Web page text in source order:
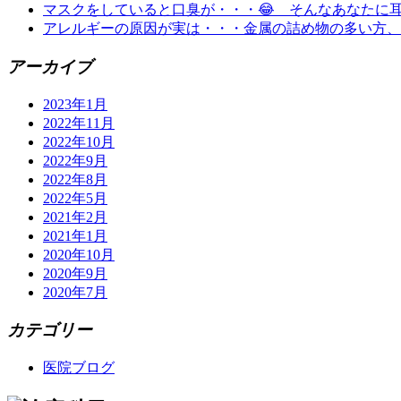
マスクをしていると口臭が・・・😂 そんなあなたに
アレルギーの原因が実は・・・金属の詰め物の多い方
アーカイブ
2023年1月
2022年11月
2022年10月
2022年9月
2022年8月
2022年5月
2021年2月
2021年1月
2020年10月
2020年9月
2020年7月
カテゴリー
医院ブログ